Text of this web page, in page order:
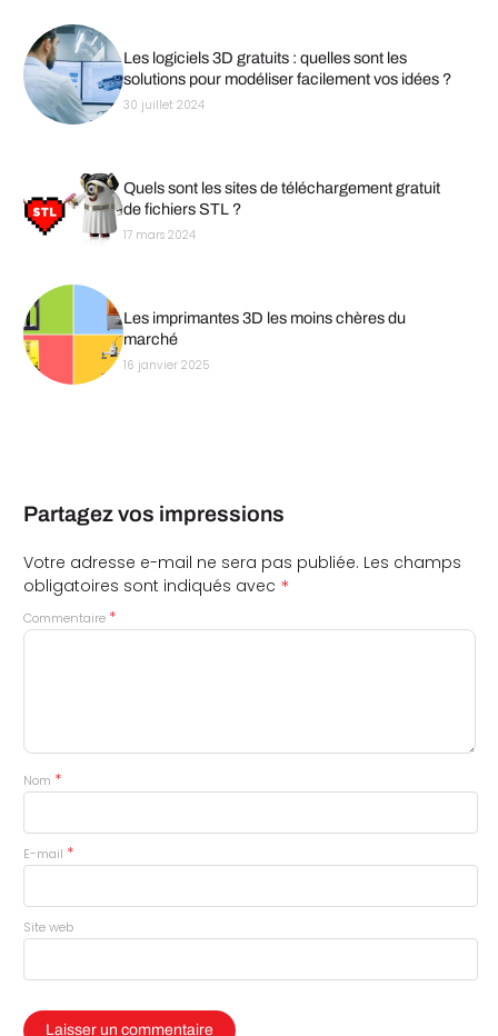
Les logiciels 3D gratuits : quelles sont les
solutions pour modéliser facilement vos idées ?
30 juillet 2024
Quels sont les sites de téléchargement gratuit
de fichiers STL ?
17 mars 2024
Les imprimantes 3D les moins chères du
marché
16 janvier 2025
Partagez vos impressions
Votre adresse e-mail ne sera pas publiée. Les champs
obligatoires sont indiqués avec *
Commentaire *
Nom *
E-mail *
Site web